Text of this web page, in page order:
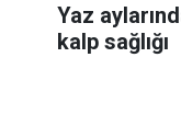
Yaz
kalp sağlığı